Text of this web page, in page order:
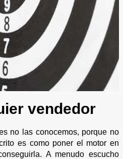
vendedor
no las conocemos, porque no
es como poner el motor en
A menudo escucho